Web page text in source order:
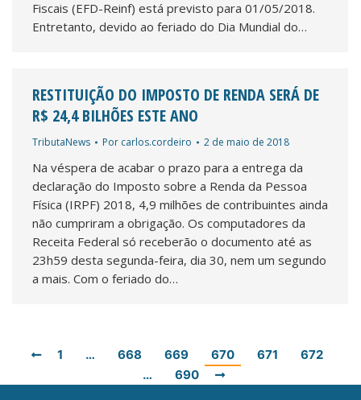
Fiscais (EFD-Reinf) está previsto para 01/05/2018.
Entretanto, devido ao feriado do Dia Mundial do…
RESTITUIÇÃO DO IMPOSTO DE RENDA SERÁ DE
R$ 24,4 BILHÕES ESTE ANO
TributaNews Por carlos.cordeiro 2 de maio de 2018
Na véspera de acabar o prazo para a entrega da
declaração do Imposto sobre a Renda da Pessoa
Física (IRPF) 2018, 4,9 milhões de contribuintes ainda
não cumpriram a obrigação. Os computadores da
Receita Federal só receberão o documento até as
23h59 desta segunda-feira, dia 30, nem um segundo
a mais. Com o feriado do…
1 … 668 669 670 671
672
…
690